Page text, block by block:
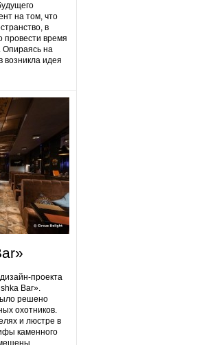
на том, что
в
провести время
Опираясь на
возникла идея
проекта
Bar».
решено
охотников.
и люстре в
каменного